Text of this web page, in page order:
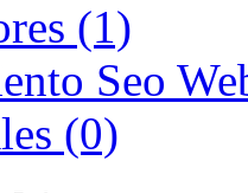
(1)
Seo
(0)